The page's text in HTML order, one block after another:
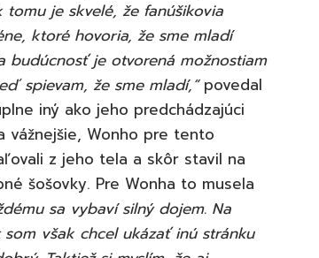
je skvelé, že fanúšikovia
ktoré hovoria, že sme mladí
budúcnosť je otvorená možnostiam
spievam, že sme mladí,“povedal
iný ako jeho predchádzajúci
vážnejšie, Wonho pre tento
z jeho tela a skôr stavil na
šošovky. Pre Wonha to musela
sa vybaví silný dojem. Na
však chcel ukázať inú stránku